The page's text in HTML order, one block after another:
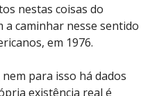
nestas coisas do
a caminhar nesse sentido
em 1976.
para isso há dados
existência real é